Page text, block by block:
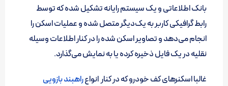
بانک اطلاعاتی و یک سیستم رایانه تشکیل شده که توسط
رابط گرافیکی کاربر به یک‌دیگر متصل شده و عملیات اسکن را
انجام می‌دهد و تصاویر اسکن شده را در کنار اطلاعات وسیله
نقلیه در یک فایل ذخیره کرده یا به نمایش می‌گذارد.
غالبا اسکنرهای کف خودرو که در کنار انواعراهبند بازویی